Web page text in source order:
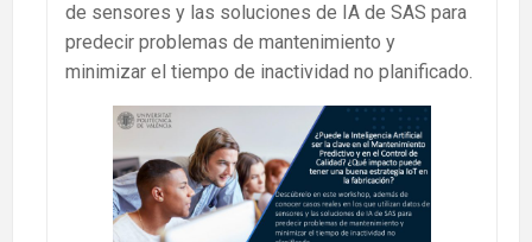
de sensores y las soluciones de IA de SAS para
predecir problemas de mantenimiento y
minimizar el tiempo de inactividad no planificado.